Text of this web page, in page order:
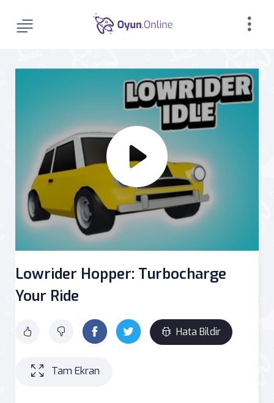
Lowrider Hopper: Turbocharge
Your Ride
Hata Bildir
Tam Ekran